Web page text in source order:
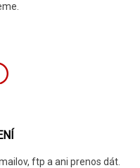
ftp a ani prenos dát.